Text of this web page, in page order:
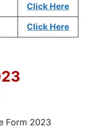
Click Here
Click Here
Form 2023